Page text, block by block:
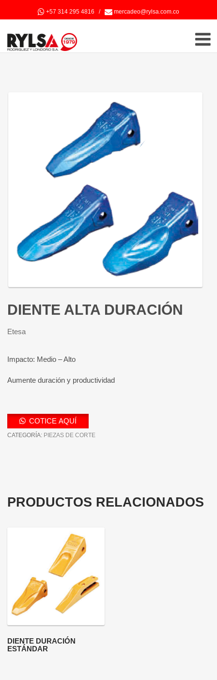
+57 314 295 4816 / mercadeo@rylsa.com.co
DIENTE ALTA DURACIÓN
Etesa
Impacto: Medio – Alto
Aumente duración y productividad
COTICE AQUÍ
CATEGORÍA: PIEZAS DE CORTE
PRODUCTOS RELACIONADOS
DIENTE DURACIÓN
ESTÁNDAR